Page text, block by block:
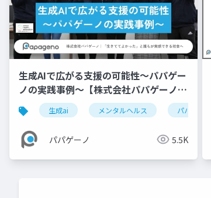
生成AIで広がる支援の可能性〜パパゲー
ノの実践事例〜【株式会社パパゲーノ】
20250224
生成ai メンタルヘルス パパゲーノ
パパゲーノ 5.5K